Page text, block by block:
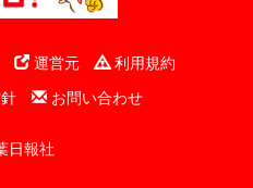
運営元
利用規約
お問い合わせ
日報社